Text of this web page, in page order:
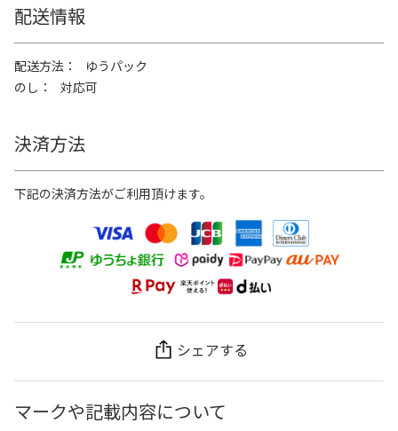
配送情報
配送方法
ゆうパック
のし
対応可
決済方法
下記の決済方法がご利用頂けます。
シェアする
マークや記載内容について